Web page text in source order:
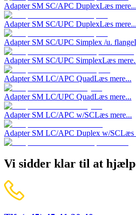
Adapter SM SC/APC DuplexLæs mere...
Adapter SM SC/UPC DuplexLæs mere...
Adapter SM SC/UPC Simplex /u. flange
Adapter SM SC/UPC SimplexLæs
Adapter SM LC/APC QuadLæs mere...
Adapter SM LC/UPC QuadLæs mere...
Adapter SM LC/APC w/SCLæs mere...
Adapter SM LC/APC Duplex w/SCLæs
Vi sidder klar til at